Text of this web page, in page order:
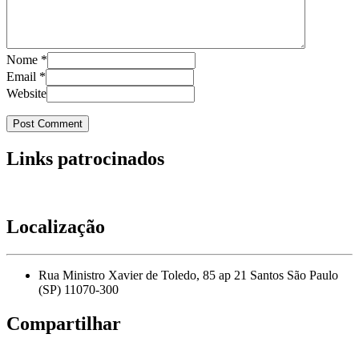
Nome *
Email *
Website
Links patrocinados
Localização
Rua Ministro Xavier de Toledo, 85 ap 21 Santos São Paulo
(SP) 11070-300
Compartilhar